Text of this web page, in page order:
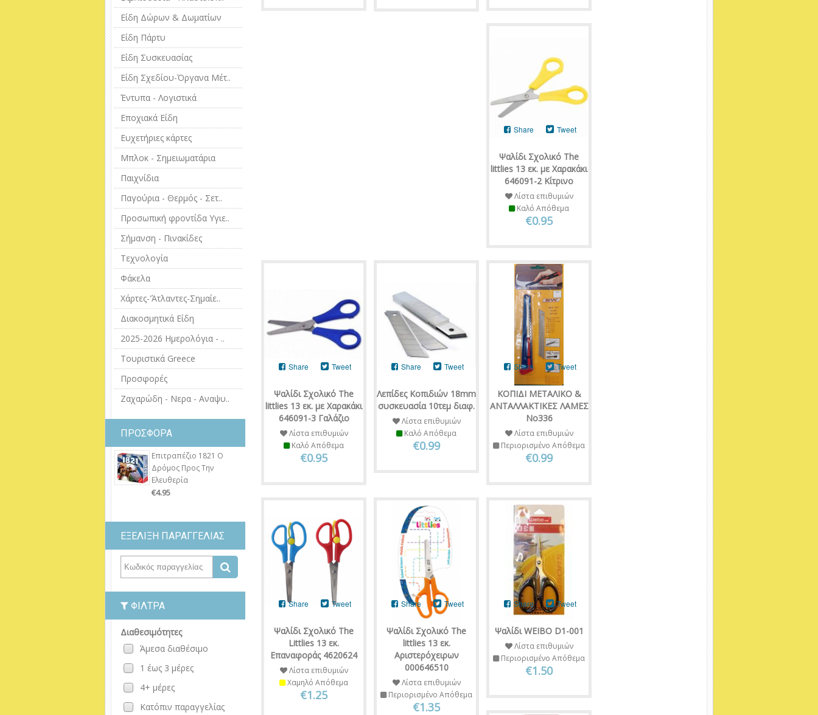
Είδη Δώρων & Δωματίων
Είδη Πάρτυ
Είδη Συσκευασίας
Είδη Σχεδίου-Όργανα Μέτ..
Έντυπα - Λογιστικά
Εποχιακά Είδη
Ευχετήριες κάρτες
Μπλοκ - Σημειωματάρια
Παιχνίδια
Παγούρια - Θερμός - Σετ..
Προσωπική φροντίδα Υγιε..
Σήμανση - Πινακίδες
Τεχνολογία
Φάκελα
Χάρτες-'Άτλαντες-Σημαίε..
Διακοσμητικά Είδη
2025-2026 Ημερολόγια - ..
Τουριστικά Greece
Προσφορές
Ζαχαρώδη - Νερα - Αναψυ..
ΠΡΟΣΦΟΡΑ
Επιτραπέζιο 1821 Ο
Δρόμος Προς Την
Ελευθερία
€4.95
ΕΞΕΛΙΞΗ ΠΑΡΑΓΓΕΛΙΑΣ
ΦΊΛΤΡΑ
Διαθεσιμότητες
Άμεσα διαθέσιμο
1 έως 3 μέρες
4+ μέρες
Κατόπιν παραγγελίας
Ψαλίδι Σχολικό The
littlies 13 εκ. με Χαρακάκι
646091-2 Κίτρινο
Share Tweet
Λίστα επιθυμιών
Καλό Απόθεμα
€0.95
Ψαλίδι Σχολικό The
littlies 13 εκ. με Χαρακάκι
646091-3 Γαλάζιο
Share Tweet
Λίστα επιθυμιών
Καλό Απόθεμα
€0.95
Λεπίδες Κοπιδιών 18mm
συσκευασία 10τεμ διαφ.
Share Tweet
Λίστα επιθυμιών
Καλό Απόθεμα
€0.99
ΚΟΠΙΔΙ ΜΕΤΑΛΙΚΟ &
ΑΝΤΑΛΛΑΚΤΙΚΕΣ ΛΑΜΕΣ
Νο336
Share Tweet
Λίστα επιθυμιών
Περιορισμένο Απόθεμα
€0.99
Ψαλίδι Σχολικό The
Littlies 13 εκ.
Επαναφοράς 4620624
Share Tweet
Λίστα επιθυμιών
Χαμηλό Απόθεμα
€1.25
Ψαλίδι Σχολικό The
littlies 13 εκ.
Αριστερόχειρων
000646510
Share Tweet
Λίστα επιθυμιών
Περιορισμένο Απόθεμα
€1.35
Ψαλίδι WEIBO D1-001
Share Tweet
Λίστα επιθυμιών
Περιορισμένο Απόθεμα
€1.50